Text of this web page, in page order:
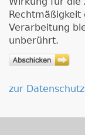
Verarbeitung
unberührt.
zur